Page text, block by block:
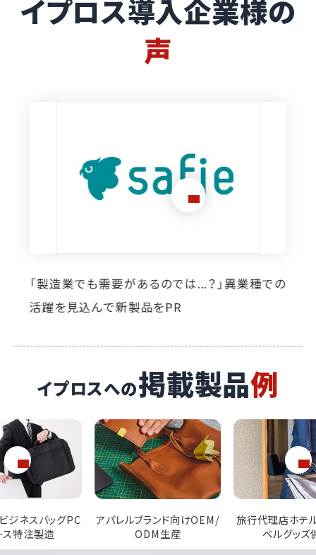
イプロス導入企業様の
声
想定外のニーズ発掘に寄与。イプロス掲載によ
り自社製品の活躍の場が広がっています
イプロスへの掲載製品例
ランド向けOEM/
生産
旅行代理店ホテル向けトラ
ベルグッズ供給
販促ノベルティ用
バッグ生